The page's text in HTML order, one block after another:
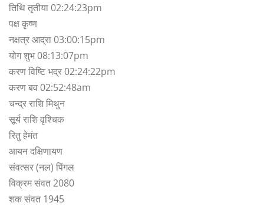
तिथि तृतीया 02:24:23pm
पक्ष कृष्ण
नक्षत्र आद्रा 03:00:15pm
योग शुभ 08:13:07pm
करण विष्टि भद्र 02:24:22pm
करण बव 02:52:48am
चन्द्र राशि मिथुन
सूर्य राशि वृश्चिक
रितु हेमंत
आयन दक्षिणायण
संवत्सर (नल) पिंगल
विक्रम संवत 2080
शक संवत 1945